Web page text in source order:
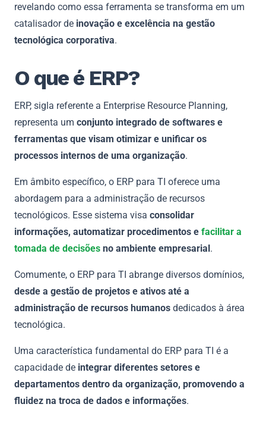
revelando como essa ferramenta se transforma em um
catalisador de inovação e excelência na gestão
tecnológica corporativa.
O que é ERP?
ERP, sigla referente a Enterprise Resource Planning,
representa um conjunto integrado de softwares e
ferramentas que visam otimizar e unificar os
processos internos de uma organização.
Em âmbito específico, o ERP para TI oferece uma
abordagem para a administração de recursos
tecnológicos. Esse sistema visa consolidar
informações, automatizar procedimentos e facilitar a
tomada de decisões no ambiente empresarial.
Comumente, o ERP para TI abrange diversos domínios,
desde a gestão de projetos e ativos até a
administração de recursos humanos dedicados à área
tecnológica.
Uma característica fundamental do ERP para TI é a
capacidade de integrar diferentes setores e
departamentos dentro da organização, promovendo a
fluidez na troca de dados e informações.